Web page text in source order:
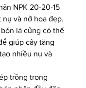
NPK 20-20-15
nụ và nở hoa đẹp.
lá cũng có thể
giúp cây tăng
nhiều nụ và
trồng trong